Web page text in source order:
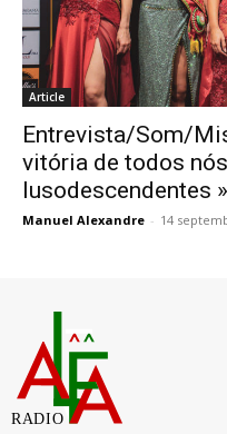
Article
Entrevista/Som/
vitória de todos
lusodescendentes
Manuel Alexandre - 14
RADIO